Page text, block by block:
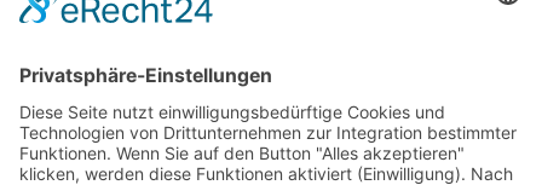
Der Weg zum Ausbildungsplatz
Karrierechancen & Verdienst